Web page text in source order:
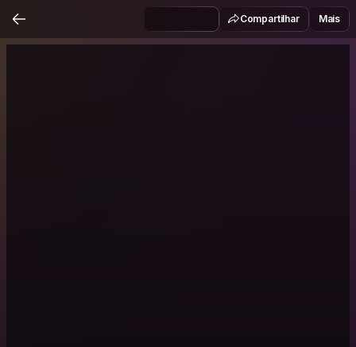
Compartilhar Mais